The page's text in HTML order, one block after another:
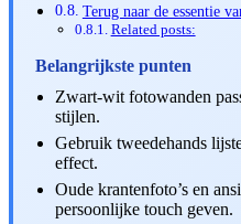
Terug naar de essentie
Related posts:
Belangrijkste punten
Zwart-wit fotowanden
stijlen.
Gebruik tweedehands
effect.
Oude krantenfoto’s en
persoonlijke touch geven.